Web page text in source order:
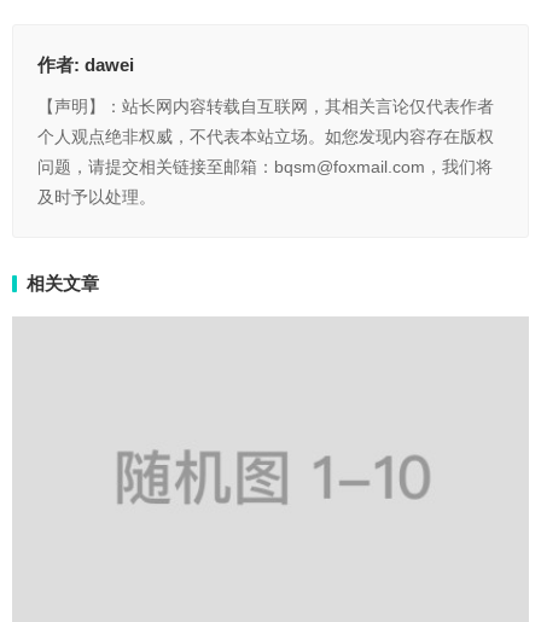
作者: dawei
【声明】：站长网内容转载自互联网，其相关言论仅代表作者
个人观点绝非权威，不代表本站立场。如您发现内容存在版权
问题，请提交相关链接至邮箱：bqsm@foxmail.com，我们将
及时予以处理。
相关文章